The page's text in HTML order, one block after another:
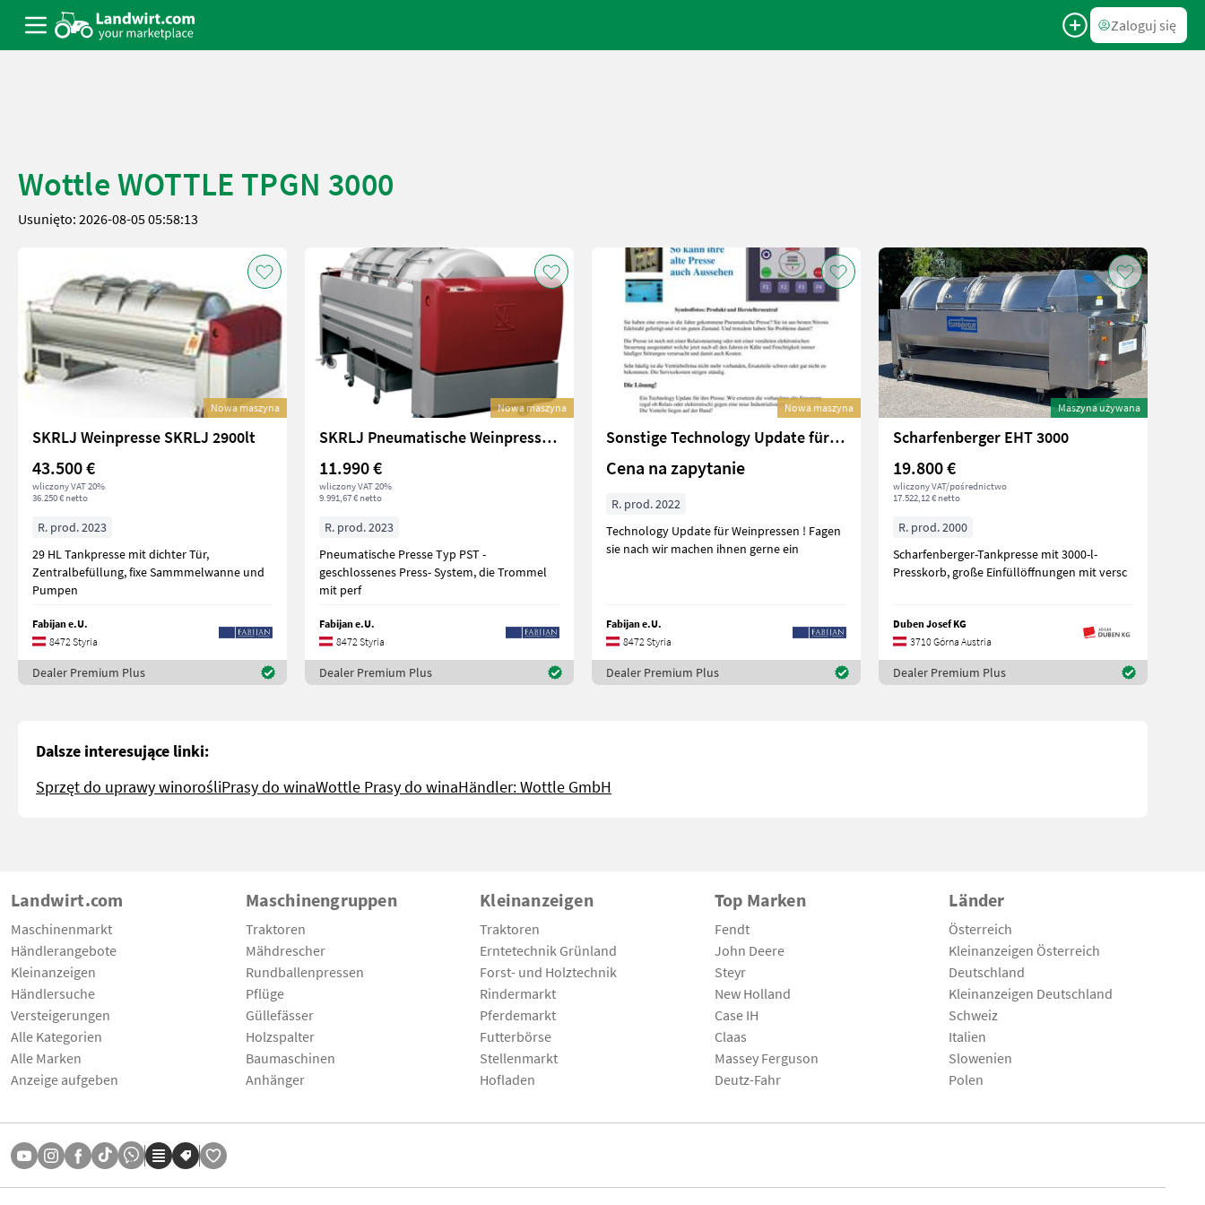
Zaloguj się
Wottle WOTTLE TPGN 3000
Usunięto: 2026-08-05 05:58:13
Nowa maszyna
SKRLJ Weinpresse SKRLJ 2900lt
43.500 €
wliczony VAT 20%
36.250 € netto
R. prod. 2023
29 HL Tankpresse mit dichter Tür,
Zentralbefüllung, fixe Sammmelwanne und
Pumpen
Fabijan e.U.
8472 Styria
Dealer Premium Plus
Nowa maszyna
SKRLJ Pneumatische Weinpressen ab 5hl Tankpressen
11.990 €
wliczony VAT 20%
9.991,67 € netto
R. prod. 2023
Pneumatische Presse Typ PST -
geschlossenes Press- System, die Trommel
mit perf
Fabijan e.U.
8472 Styria
Dealer Premium Plus
Nowa maszyna
Sonstige Technology Update für Traubenpressen
Cena na zapytanie
R. prod. 2022
Technology Update für Weinpressen ! Fagen
sie nach wir machen ihnen gerne ein
Fabijan e.U.
8472 Styria
Dealer Premium Plus
Maszyna używana
Scharfenberger EHT 3000
19.800 €
wliczony VAT/pośrednictwo
17.522,12 € netto
R. prod. 2000
Scharfenberger-Tankpresse mit 3000-l-
Presskorb, große Einfüllöffnungen mit versc
Duben Josef KG
3710 Górna Austria
Dealer Premium Plus
Dalsze interesujące linki:
Sprzęt do uprawy winorośliPrasy do winaWottle Prasy do winaHändler: Wottle GmbH
Landwirt.com
Maschinenmarkt
Händlerangebote
Kleinanzeigen
Händlersuche
Versteigerungen
Alle Kategorien
Alle Marken
Anzeige aufgeben
Maschinengruppen
Traktoren
Mähdrescher
Rundballenpressen
Pflüge
Güllefässer
Holzspalter
Baumaschinen
Anhänger
Kleinanzeigen
Traktoren
Erntetechnik Grünland
Forst- und Holztechnik
Rindermarkt
Pferdemarkt
Futterbörse
Stellenmarkt
Hofladen
Top Marken
Fendt
John Deere
Steyr
New Holland
Case IH
Claas
Massey Ferguson
Deutz-Fahr
Länder
Österreich
Kleinanzeigen Österreich
Deutschland
Kleinanzeigen Deutschland
Schweiz
Italien
Slowenien
Polen